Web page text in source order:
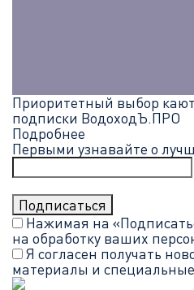
Приоритетный выбор
подписки ВодоходЪ.ПРО
Подробнее
Первыми узнавайте о
Нажимая на
на обработку ваших
Я согласен получать
материалы и